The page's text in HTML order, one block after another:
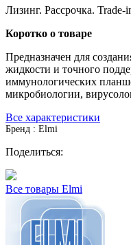
Лизинг. Рассрочка. Trade-
Коротко о товаре
Предназначен для
жидкости и точного
иммунологических
микробиологии,
Все характеристики
Бренд : Elmi
Поделиться:
Все товары Elmi